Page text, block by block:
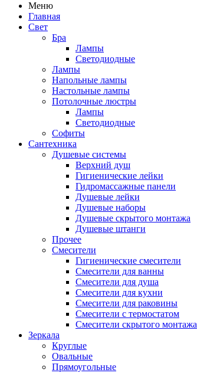
Меню
Главная
Свет
Бра
Лампы
Светодиодные
Лампы
Напольные лампы
Настольные лампы
Потолочные люстры
Лампы
Светодиодные
Софиты
Сантехника
Душевые системы
Верхний душ
Гигиенические лейки
Гидромассажные панели
Душевые лейки
Душевые наборы
Душевые скрытого монтажа
Душевые штанги
Прочее
Смесители
Гигиенические смесители
Смесители для ванны
Смесители для душа
Смесители для кухни
Смесители для раковины
Смесители с термостатом
Смесители скрытого монтажа
Зеркала
Круглые
Овальные
Прямоугольные